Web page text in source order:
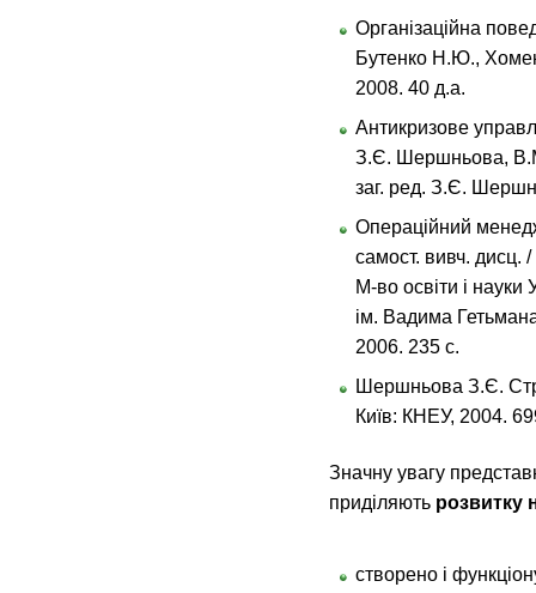
Організаційна
Бутенко Н.Ю.,
2008. 40 д.а.
Антикризове
З.Є. Шершньова,
заг. ред. З.Є.
Операційний
самост. вивч.
М-во освіти і
ім. Вадима
2006. 235 с.
Шершньова З.Є.
Київ: КНЕУ, 2004.
Значну увагу
приділяють розвитку
створено і